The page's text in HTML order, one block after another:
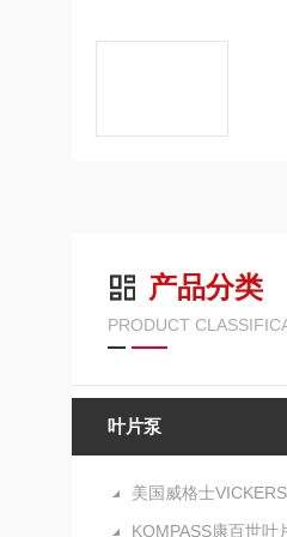
产品分类
PRODUCT
叶片泵
美国威格士VICKERS
KOMPASS康百世叶